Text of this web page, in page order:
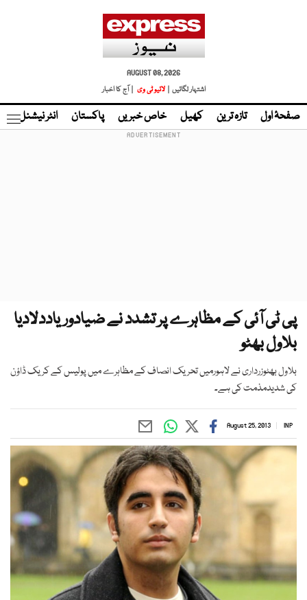
AUGUST 08, 2026
اشتہار لگائیں |
لائیو ٹی وی | آج کا اخبار
صفحۂ اول تازہ ترین کھیل خاص خبریں پاکستان انٹر نیشنل
پی ٹی آئی کے مظاہرے پر تشدد نے ضیادوریاددلادیا
بلاول بھٹو
بلاول بھٹوزرداری نے لاہورمیں تحریک انصاف کے مظاہرے میں پولیس کے کریک ڈاؤن
کی شدیدمذمت کی ہے۔
INP
August 25, 2013